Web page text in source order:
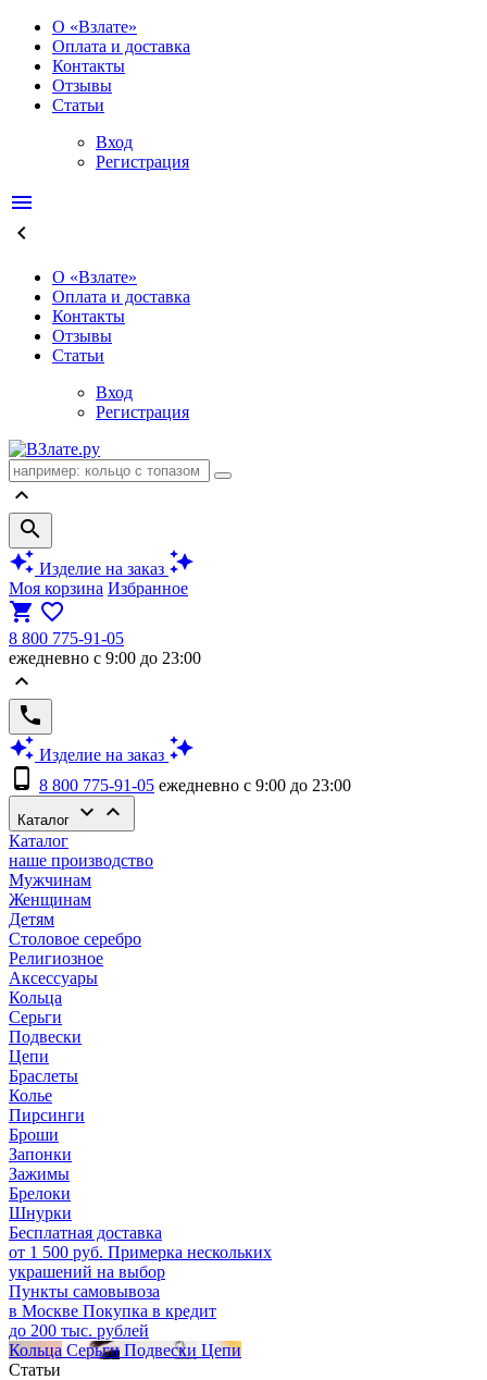
О «Взлате»
Оплата и доставка
Контакты
Отзывы
Статьи
Вход
Регистрация
menu
keyboard_arrow_left
О «Взлате»
Оплата и доставка
Контакты
Отзывы
Статьи
Вход
Регистрация
keyboard_arrow_up
search
auto_awesome Изделие на заказ auto_awesome
Моя корзина Избранное
shopping_cart favorite_border
8 800 775-91-05
ежедневно с 9:00 до 23:00
keyboard_arrow_up
phone
auto_awesome Изделие на заказ auto_awesome
phone_android 8 800 775-91-05 ежедневно с 9:00 до 23:00
Каталог keyboard_arrow_down keyboard_arrow_up
Каталог
наше производство
Мужчинам
Женщинам
Детям
Столовое серебро
Религиозное
Аксессуары
Кольца
Серьги
Подвески
Цепи
Браслеты
Колье
Пирсинги
Броши
Запонки
Зажимы
Брелоки
Шнурки
Бесплатная доставка
от 1 500 руб. Примерка нескольких
украшений на выбор
Пункты самовывоза
в Москве Покупка в кредит
до 200 тыс. рублей
Кольца Серьги Подвески Цепи
Статьи